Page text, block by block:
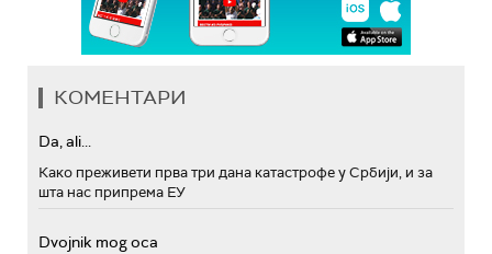
КОМЕНТАРИ
Da, ali...
Како преживети прва три дана катастрофе у Србији, и за
шта нас припрема ЕУ
Dvojnik mog oca